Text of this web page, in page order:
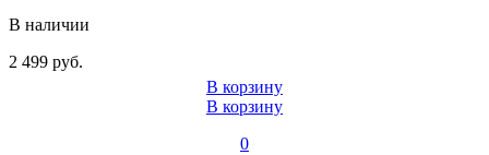
В наличии
2 499 руб.
В корзину
В корзину
0